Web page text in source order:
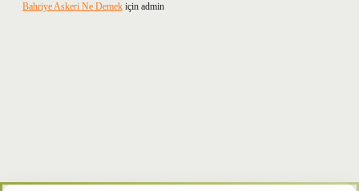
Bahriye Askeri Ne Demek için admin